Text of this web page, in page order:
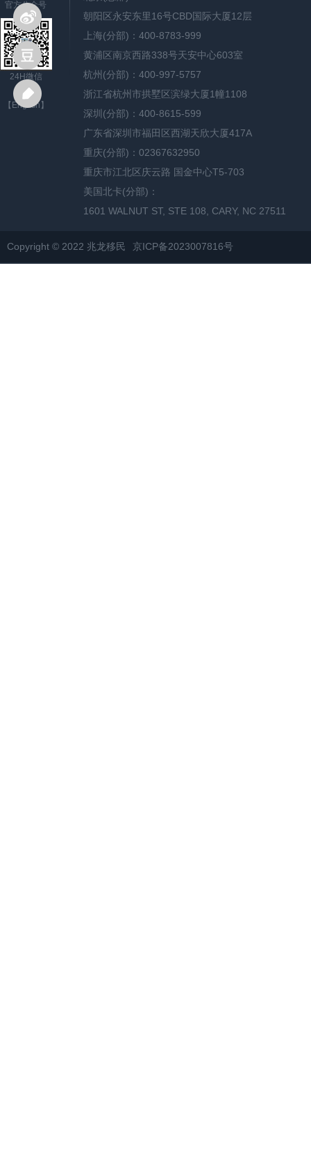
官方公众号
24H微信
【English】
朝阳区永安东里16号CBD国际大厦12层
上海(分部)：400-8783-999
黄浦区南京西路338号天安中心603室
杭州(分部)：400-997-5757
浙江省杭州市拱墅区滨绿大厦1幢1108
深圳(分部)：400-8615-599
广东省深圳市福田区西湖天欣大厦417A
重庆(分部)：02367632950
重庆市江北区庆云路 国金中心T5-703
美国北卡(分部)：
1601 WALNUT ST, STE 108, CARY, NC 27511
Copyright © 2022 兆龙移民 京ICP备2023007816号